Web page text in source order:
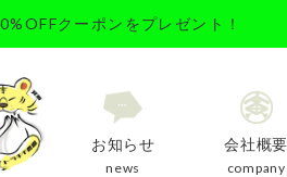
クーポンをプレゼント！
お知らせ
news
会社概要
company